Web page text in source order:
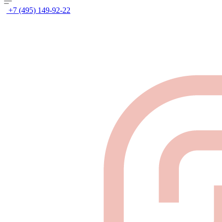
+7 (495) 149-92-22